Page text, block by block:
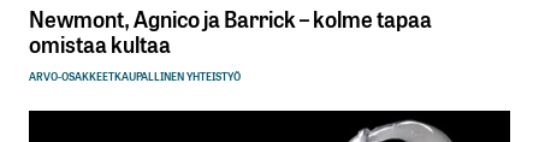
Newmont, Agnico ja Barrick – kolme tapaa
omistaa kultaa
ARVO-OSAKKEETKAUPALLINEN YHTEISTYÖ